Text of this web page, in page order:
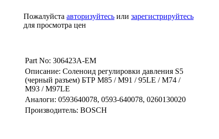
Пожалуйста авторизуйтесь или зарегистрируйтесь
для просмотра цен
Part No: 306423A-EM
Описание: Соленоид регулировки давления S5
(черный разъем) БТР M85 / M91 / 95LE / M74 /
M93 / M97LE
Аналоги: 0593640078, 0593-640078, 0260130020
Производитель: BOSCH